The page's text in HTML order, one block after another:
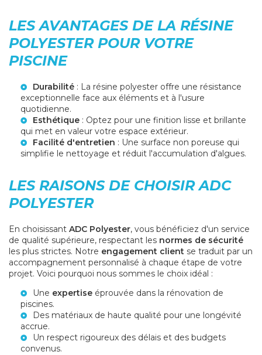
LES AVANTAGES DE LA RÉSINE
POLYESTER POUR VOTRE
PISCINE
Durabilité : La résine polyester offre une résistance
exceptionnelle face aux éléments et à l'usure
quotidienne.
Esthétique : Optez pour une finition lisse et brillante
qui met en valeur votre espace extérieur.
Facilité d'entretien : Une surface non poreuse qui
simplifie le nettoyage et réduit l'accumulation d'algues.
LES RAISONS DE CHOISIR ADC
POLYESTER
En choisissant ADC Polyester, vous bénéficiez d'un service
de qualité supérieure, respectant les normes de sécurité
les plus strictes. Notre engagement client se traduit par un
accompagnement personnalisé à chaque étape de votre
projet. Voici pourquoi nous sommes le choix idéal :
Une expertise éprouvée dans la rénovation de
piscines.
Des matériaux de haute qualité pour une longévité
accrue.
Un respect rigoureux des délais et des budgets
convenus.